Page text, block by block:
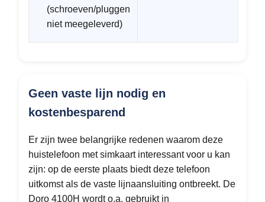
(schroeven/pluggen
niet meegeleverd)
Geen vaste lijn nodig en
kostenbesparend
Er zijn twee belangrijke redenen waarom deze
huistelefoon met simkaart interessant voor u kan
zijn: op de eerste plaats biedt deze telefoon
uitkomst als de vaste lijnaansluiting ontbreekt. De
Doro 4100H wordt o.a. gebruikt in